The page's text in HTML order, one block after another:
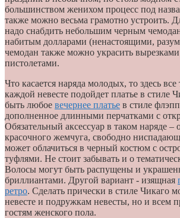
большинством женихом процесс под
также можно весьма грамотно устроить.
надо снабдить небольшим черным
набитым долларами (ненастоящими,
чемодан также можно украсить
пистолетами.
Что касается наряда молодых, то здесь
каждой невесте подойдет платье в стиле
быть любое вечернее платье в стиле
дополненное длинными перчатками с
Обязательный аксессуар в таком наряде –
красочного жемчуга, свободно
может облачиться в черный костюм с
туфлями. Не стоит забывать и о
Волосы могут быть распущены и
бриллиантами. Другой вариант - изящная
ретро. Сделать прически в стиле Чикаго
невесте и подружкам невесты, но и всем
гостям женского пола.